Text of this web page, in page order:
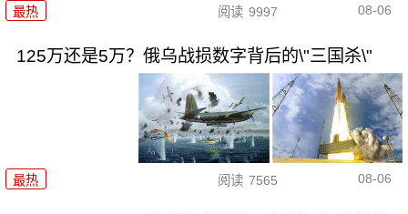
最热 阅读 9997 08-06
125万还是5万？俄乌战损数字背后的\"三国杀\"
最热 阅读 7565 08-06